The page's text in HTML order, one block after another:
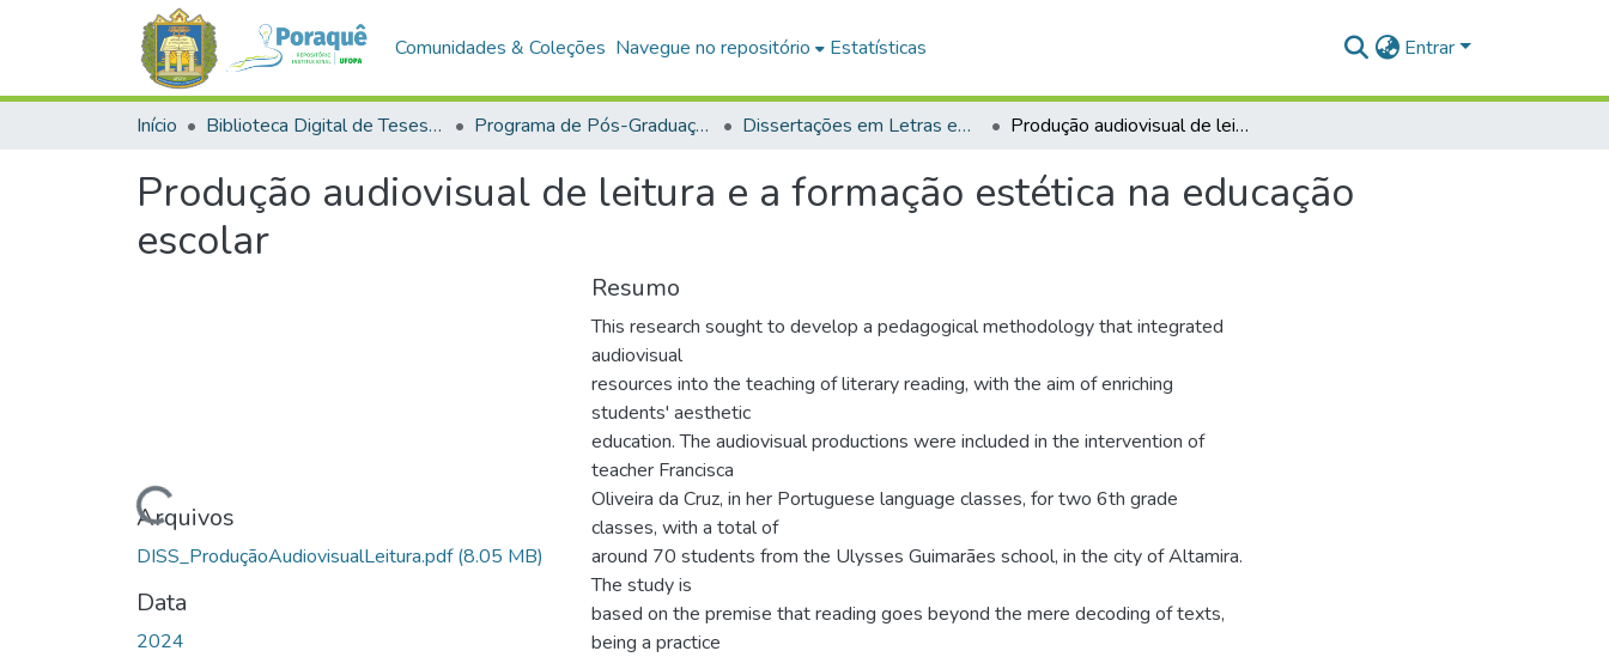
Comunidades & Coleções Navegue no repositório Estatísticas Entrar
Início Biblioteca Digital de Teses e Dissertações (BDTD) Programa de Pós-Graduação em Mestrado Profissional em Letras em Rede Nacional (PROFLETRAS) Dissertações em Letras em Rede Nacional (Mestrado Profissional) Produção audiovisual de leitura e a formação estética na educação escolar
Produção audiovisual de leitura e a formação estética na educação
escolar
Carregando...
Arquivos
DISS_ProduçãoAudiovisualLeitura.pdf(8.05 MB)
Data
2024
Resumo
This research sought to develop a pedagogical methodology that integrated
audiovisual
resources into the teaching of literary reading, with the aim of enriching
students' aesthetic
education. The audiovisual productions were included in the intervention of
teacher Francisca
Oliveira da Cruz, in her Portuguese language classes, for two 6th grade
classes, with a total of
around 70 students from the Ulysses Guimarães school, in the city of Altamira.
The study is
based on the premise that reading goes beyond the mere decoding of texts,
being a practice